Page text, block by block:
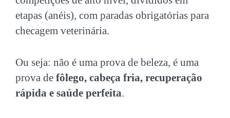
etapas (anéis), com paradas obrigatórias para
checagem veterinária.
Ou seja: não é uma prova de beleza, é uma
prova de fôlego, cabeça fria, recuperação
rápida e saúde perfeita.